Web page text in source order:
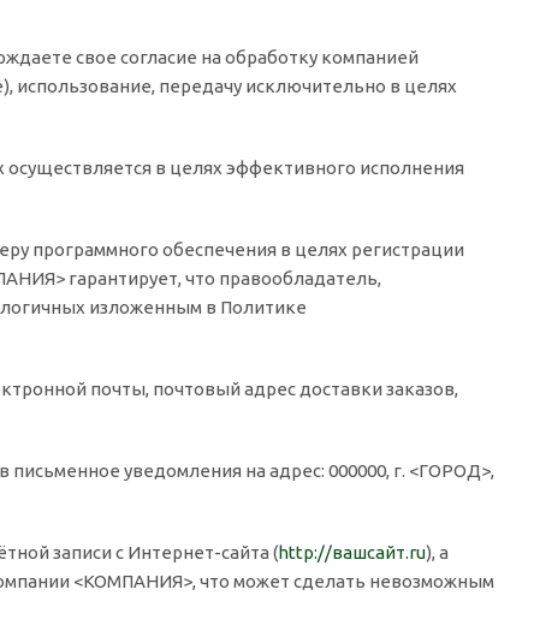
свое согласие на обработку компанией
передачу исключительно в целях
в целях эффективного исполнения
программного обеспечения в целях регистрации
гарантирует, что правообладатель,
изложенным в Политике
почты, почтовый адрес доставки заказов,
уведомления на адрес: 000000, г. <ГОРОД>,
записи с Интернет-сайта (http://вашсайт.ru), а
<КОМПАНИЯ>, что может сделать невозможным